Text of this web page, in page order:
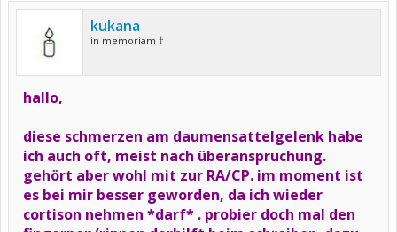
kukana
in memoriam †
hallo,
diese schmerzen am daumensattelgelenk habe
ich auch oft, meist nach überanspruchung.
gehört aber wohl mit zur RA/CP. im moment ist
es bei mir besser geworden, da ich wieder
cortison nehmen *darf* . probier doch mal den